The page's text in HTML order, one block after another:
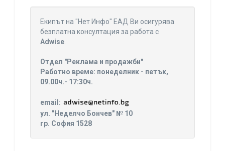
Уважаеми рекламодатели, с настоящото съобщение
бихме искали да Ви уведомим, че „Нет Инфо“ ЕАД (
прекратява услугата Adwiseсчитано от
г
Eкипът на "Нет Инфо" ЕАД Ви осигурява
безплатна консултация за работа с
Adwise.
Отдел "Реклама и продажби"
Работно време: понеделник - петък,
09.00ч.- 17:30ч.
email:
ул. "Неделчо Бончев" № 10
гр. София 1528